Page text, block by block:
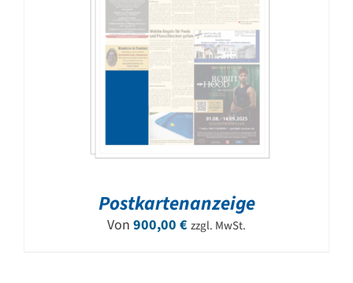
Postkartenanzeige
Von 900,00 € zzgl. MwSt.